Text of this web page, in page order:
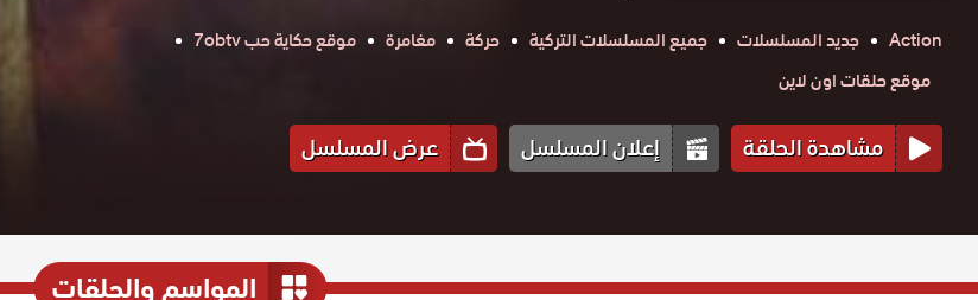
Action
جديد المسلسلات جميع المسلسلات التركية حركة مغامرة
موقع حكاية حب 7obtv
موقع حلقات اون لاين
مشاهدة الحلقة إعلان المسلسل عرض المسلسل
المواسم والحلقات